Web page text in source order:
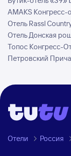
AMAKS Конгресс-
Отель Rassl
Отель Донская
Топос Конгресс-
Петровский
Отели Россия